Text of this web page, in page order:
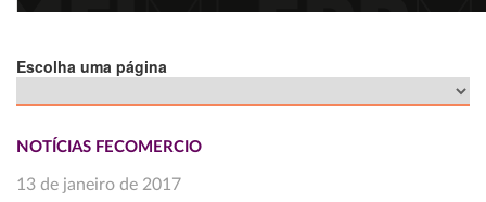
Escolha uma página
NOTÍCIAS FECOMERCIO
13 de janeiro de 2017